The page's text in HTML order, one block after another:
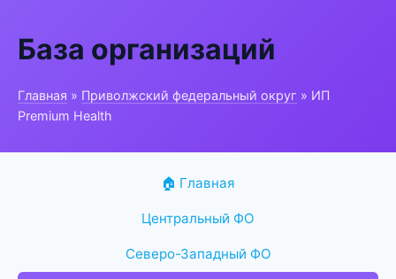
База организаций
Главная » Приволжский федеральный округ » ИП
Premium Health
🏠 Главная
Центральный ФО
Северо-Западный ФО